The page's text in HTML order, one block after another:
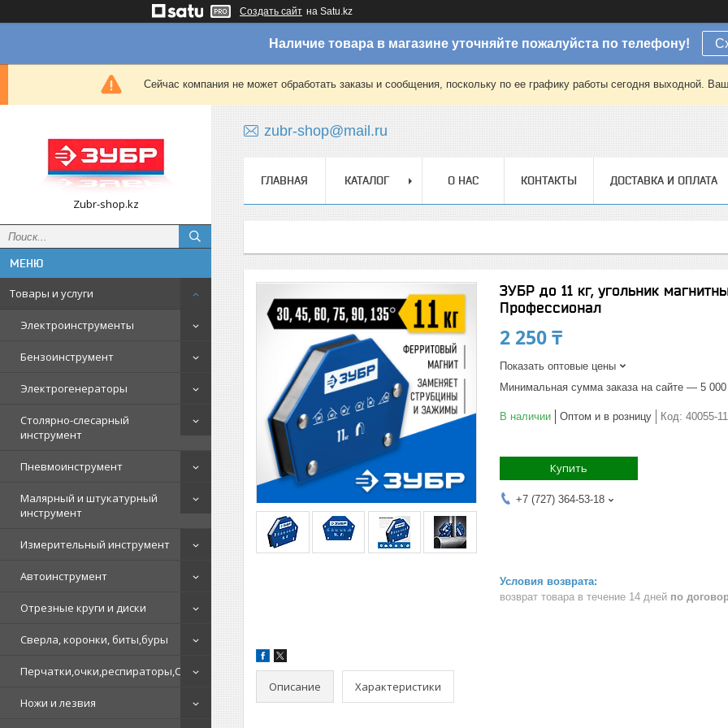
Создать сайт на Satu.kz
Наличие товара в магазине уточняйте пожалуйста по телефону!
Сейчас компания не может обработать заказы и сообщения, поскольку по ее графику работы сегодня выходной.
Zubr-shop.kz
Товары и услуги
Электроинструменты
Бензоинструмент
Электрогенераторы
Столярно-слесарный
инструмент
Пневмоинструмент
Малярный и штукатурный
инструмент
Измерительный инструмент
Автоинструмент
Отрезные круги и диски
Сверла, коронки, биты,буры
Перчатки,очки,респираторы,СИЗ
Ножи и лезвия
zubr-shop@mail.ru
ГЛАВНАЯ КАТАЛОГ О НАС КОНТАКТЫ ДОСТАВКА И ОПЛАТА
ЗУБР до 11 кг, угольник
Профессионал
2 250 ₸
Показать оптовые цены
Минимальная сумма заказа на сайте — 5
В наличии Оптом и в розницу Код: 40055-11
Купить
+7 (727) 364-53-18
возврат товара в течение 14 дней по
Описание Характеристики